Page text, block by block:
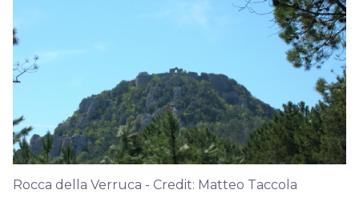
Rocca della Verruca - Credit: Matteo Taccola